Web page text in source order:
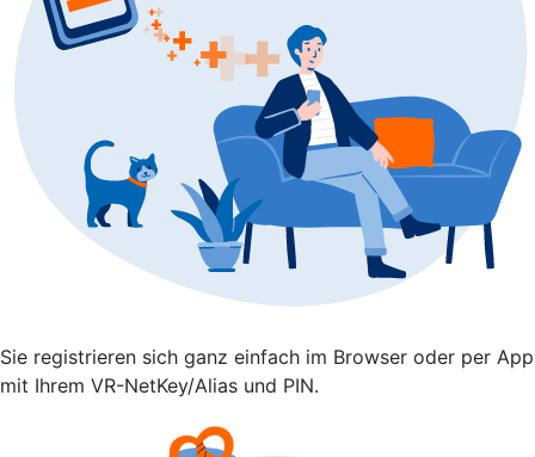
Sie registrieren sich ganz einfach im Browser oder per App
mit Ihrem VR-NetKey/Alias und PIN.